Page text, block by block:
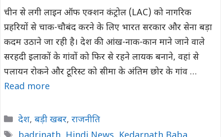
चीन से लगी लाइन ऑफ एक्शन कंट्रोल (LAC) को नागरिक
प्रहरियों से चाक-चौबंद करने के लिए भारत सरकार और सेना बड़ा
कदम उठाने जा रही है। देश की आंख-नाक-कान माने जाने वाले
सरहदी इलाकों के गांवों को फिर से रहने लायक बनाने, वहां से
पलायन रोकने और टूरिस्ट को सीमा के अंतिम छोर के गांव …
Read more
Categories
देश, बड़ी खबर, राजनीति
Tags